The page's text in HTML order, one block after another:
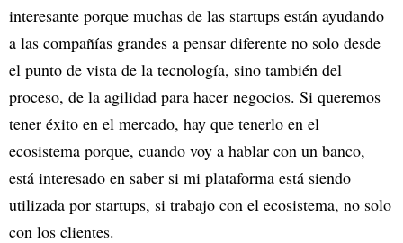
interesante porque muchas de las startups están ayudando
a las compañías grandes a pensar diferente no solo desde
el punto de vista de la tecnología, sino también del
proceso, de la agilidad para hacer negocios. Si queremos
tener éxito en el mercado, hay que tenerlo en el
ecosistema porque, cuando voy a hablar con un banco,
está interesado en saber si mi plataforma está siendo
utilizada por startups, si trabajo con el ecosistema, no solo
con los clientes.